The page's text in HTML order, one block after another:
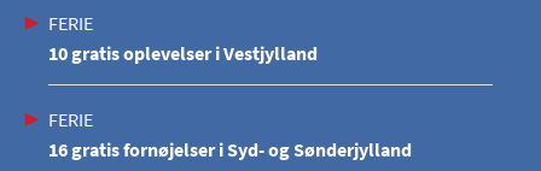
FERIE
10 gratis oplevelser i Vestjylland
FERIE
16 gratis fornøjelser i Syd- og Sønderjylland